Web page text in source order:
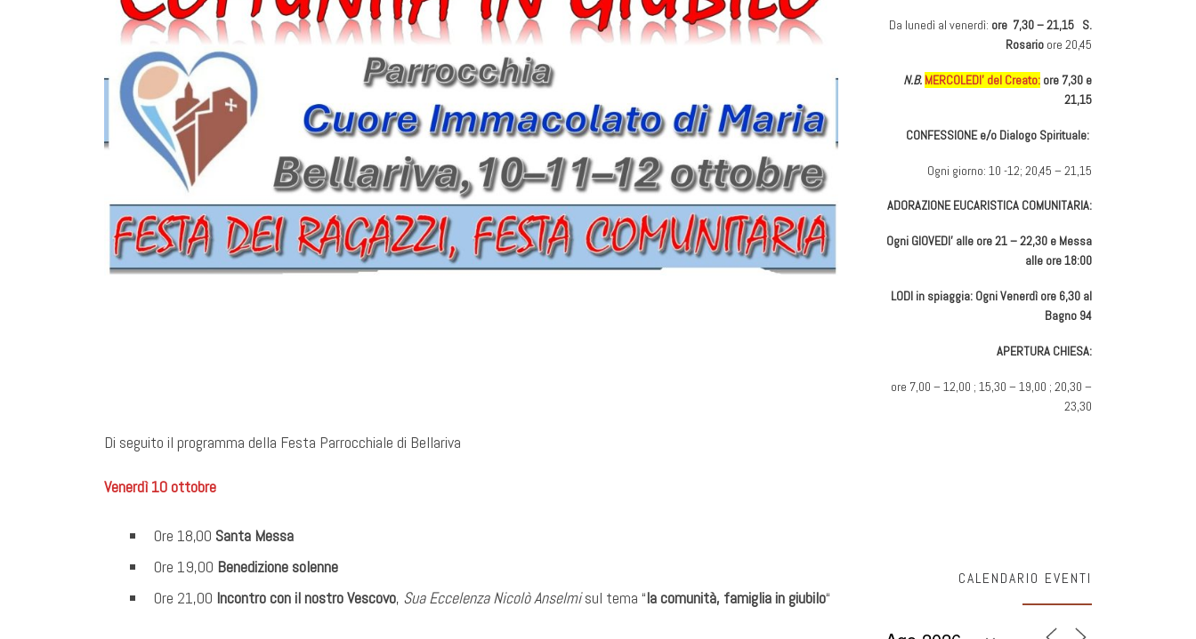
Di seguito il programma della Festa Parrocchiale di Bellariva
Venerdì 10 ottobre
Ore 18,00 Santa Messa
Ore 19,00 Benedizione solenne
Ore 21,00 Incontro con il nostro Vescovo, Sua Eccelenza Nicolò Anselmisul tema “la comunità, famiglia in giubilo“
Da lunedì al venerdì: ore 7,30 – 21,15 S.
Rosario ore 20,45
N.B. MERCOLEDI’ del Creato: ore 7,30 e
21,15
CONFESSIONE e/o Dialogo Spirituale:
Ogni giorno: 10 -12; 20,45 – 21,15
ADORAZIONE EUCARISTICA COMUNITARIA:
Ogni GIOVEDI’ alle ore 21 – 22,30 e Messa
alle ore 18:00
LODI in spiaggia: Ogni Venerdì ore 6,30 al
Bagno 94
APERTURA CHIESA:
ore 7,00 – 12,00 ; 15,30 – 19,00 ; 20,30 –
23,30
CALENDARIO EVENTI